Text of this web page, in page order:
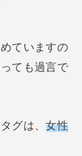
ていますの
ても過言で
グは、女性